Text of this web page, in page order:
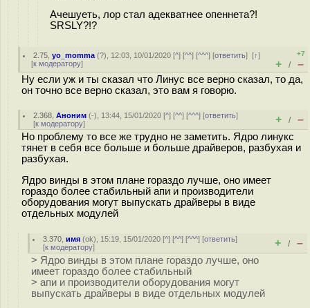
Ачешуеть, лор стал адекватнее опеннета?!
SRSLY?!?
2.75 ,yo_momma (?), 12:03, 10/01/2020 [^] [^^] [^^^] [ответить][↑]
[к модератору]
+7
+ / –
Ну если уж и ты сказал что Линус все верно сказал, то да,
он точно все верно сказал, это вам я говорю.
2.368 ,Аноним (-), 13:44, 15/01/2020 [^] [^^] [^^^] [ответить]
[к модератору] + / –
Но проблему то все же трудно не заметить. Ядро линукс
тянет в себя все больше и больше драйверов, разбухая и
разбухая.
Ядро винды в этом плане гораздо лучше, оно имеет
гораздо более стабильный апи и производители
оборудования могут выпускать драйверы в виде
отдельных модулей
3.370 ,имя (ok), 15:19, 15/01/2020 [^] [^^] [^^^] [ответить]
[к модератору] + / –
> Ядро винды в этом плане гораздо лучше, оно
имеет гораздо более стабильный
> апи и производители оборудования могут
выпускать драйверы в виде отдельных модулей